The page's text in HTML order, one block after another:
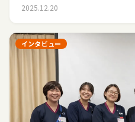
2025.12.20
インタビュー